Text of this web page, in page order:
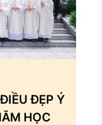
ĐẸP Ý
HỌC